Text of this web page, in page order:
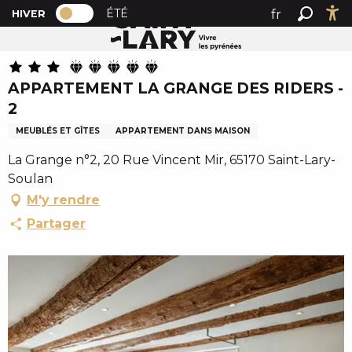
A
l
e
r
a
u
o
n
t
e
u
n
PAGE D’ACCUEIL ACTUELLE HIVER : PASSER EN MODE
HIVER PAGE D’ACCUEIL ACTUELLE HIVER :
ÉTÉ
fr
Accueil APPARTEMENT LA GRANGE DES RIDERS - 2
APPARTEMENT LA GRANGE DES RIDERS -
2
MEUBLÉS ET GÎTES APPARTEMENT DANS MAISON
La Grange n°2, 20 Rue Vincent Mir, 65170 Saint-Lary-
Soulan
M'y rendre
Partager